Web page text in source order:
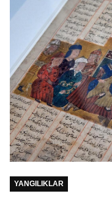
YANGILIKLAR